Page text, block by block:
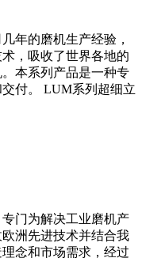
年的磨机生产经验，
，吸收了世界各地的
本系列产品是一种专
付。 LUM系列超细立
门为解决工业磨机产
洲先进技术并结合我
念和市场需求，经过